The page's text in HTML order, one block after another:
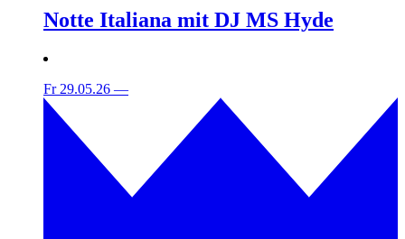
Notte Italiana mit DJ MS Hyde
Fr 29.05.26 —